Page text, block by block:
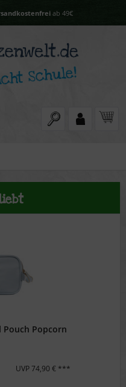
ab 49€
Pouch Popcorn
UVP 74,90 € ***